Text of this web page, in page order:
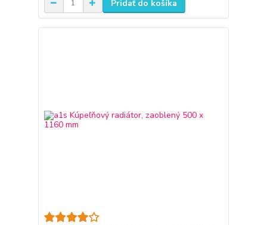
Pridať do košíka